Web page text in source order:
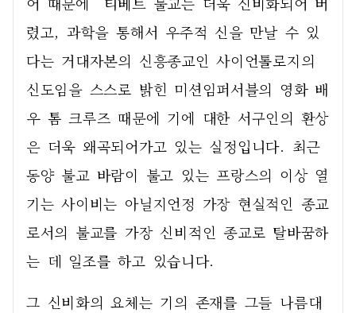
렸고, 과학을 통해서 우주적 신을 만날 수 있
다는 거대자본의 신흥종교인 사이언톨로지의
신도임을 스스로 밝힌 미션임퍼서블의 영화 배
우 톰 크루즈 때문에 기에 대한 서구인의 환상
은 더욱 왜곡되어가고 있는 실정입니다. 최근
동양 불교 바람이 불고 있는 프랑스의 이상 열
기는 사이비는 아닐지언정 가장 현실적인 종교
로서의 불교를 가장 신비적인 종교로 탈바꿈하
는 데 일조를 하고 있습니다.
그 신비화의 요체는 기의 존재를 그들 나름대